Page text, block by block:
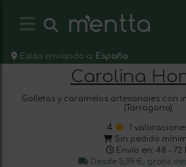
Estás enviando a: España
Carolina
Galletas y caramelos artesanales con
(Tarragona)
4
1
Sin pedido
Envío en: 48 - 72
Desde 5,99 €, gratis